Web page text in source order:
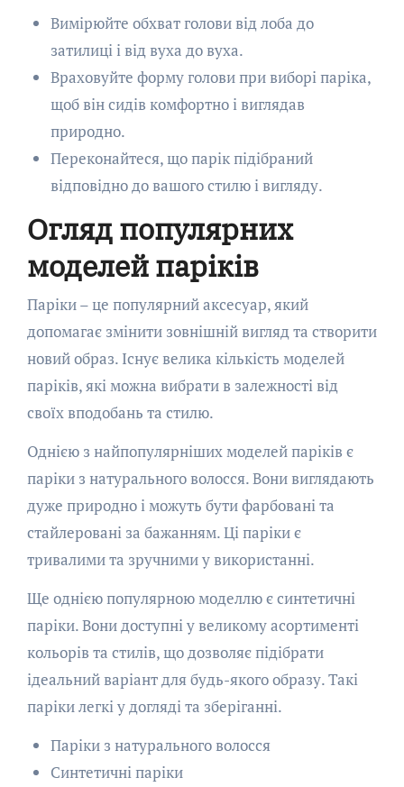
Вимірюйте обхват голови від лоба до
затилиці і від вуха до вуха.
Враховуйте форму голови при виборі паріка,
щоб він сидів комфортно і виглядав
природно.
Переконайтеся, що парік підібраний
відповідно до вашого стилю і вигляду.
Огляд популярних
моделей паріків
Паріки – це популярний аксесуар, який
допомагає змінити зовнішній вигляд та створити
новий образ. Існує велика кількість моделей
паріків, які можна вибрати в залежності від
своїх вподобань та стилю.
Однією з найпопулярніших моделей паріків є
паріки з натурального волосся. Вони виглядають
дуже природно і можуть бути фарбовані та
стайлеровані за бажанням. Ці паріки є
тривалими та зручними у використанні.
Ще однією популярною моделлю є синтетичні
паріки. Вони доступні у великому асортименті
кольорів та стилів, що дозволяє підібрати
ідеальний варіант для будь-якого образу. Такі
паріки легкі у догляді та зберіганні.
Паріки з натурального волосся
Синтетичні паріки